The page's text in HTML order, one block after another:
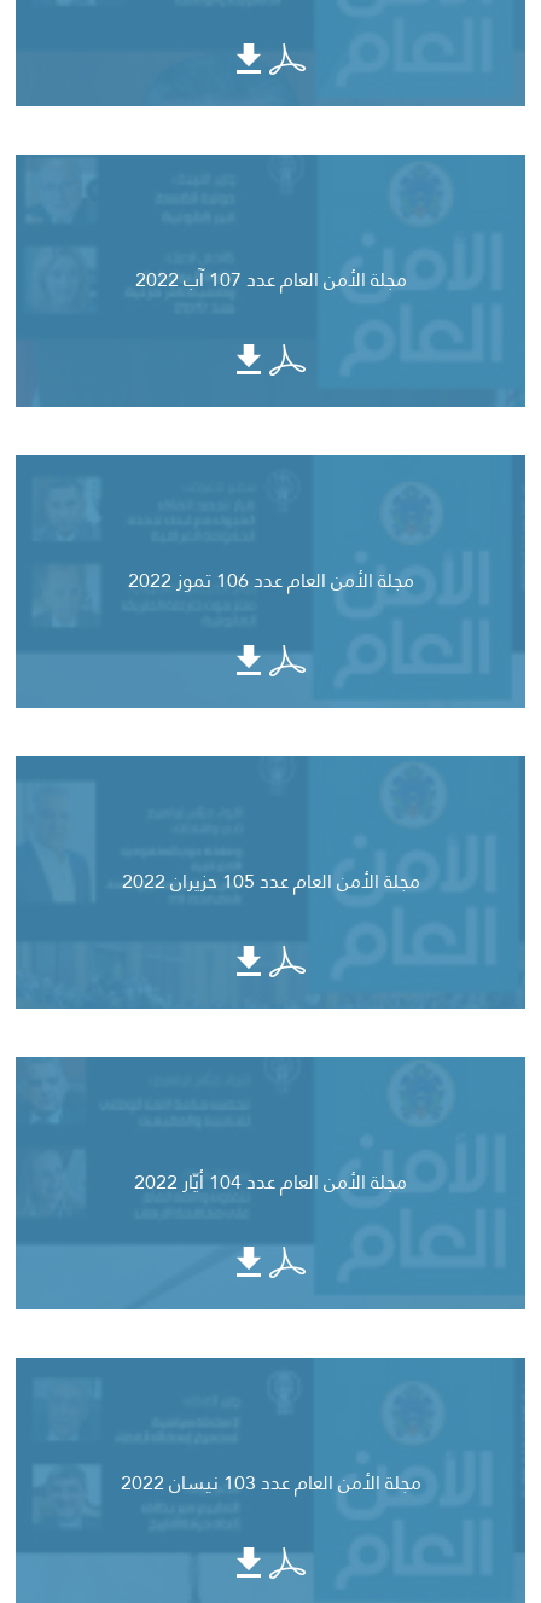
مجلة الأمن العام عدد 107 آب 2022
مجلة الأمن العام عدد 106 تموز 2022
مجلة الأمن العام عدد 105 حزيران 2022
مجلة الأمن العام عدد 104 أيّار 2022
مجلة الأمن العام عدد 103 نيسان 2022